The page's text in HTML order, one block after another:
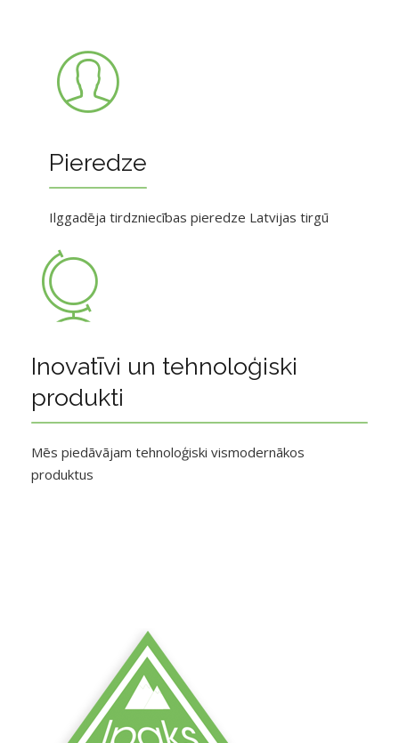
Pieredze
Ilggadēja tirdzniecības pieredze Latvijas tirgū
Inovatīvi un tehnoloģiski
produkti
Mēs piedāvājam tehnoloģiski vismodernākos
produktus